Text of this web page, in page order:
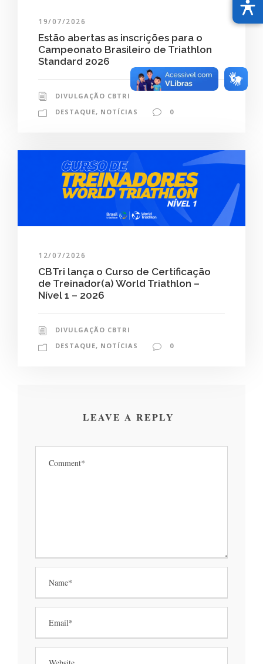
19/07/2026
Estão abertas as inscrições para o
Campeonato Brasileiro de Triathlon
Standard 2026
DIVULGAÇÃO CBTRI
DESTAQUE, NOTÍCIAS 0
12/07/2026
CBTri lança o Curso de Certificação
de Treinador(a) World Triathlon –
Nível 1 – 2026
DIVULGAÇÃO CBTRI
DESTAQUE, NOTÍCIAS 0
LEAVE A REPLY